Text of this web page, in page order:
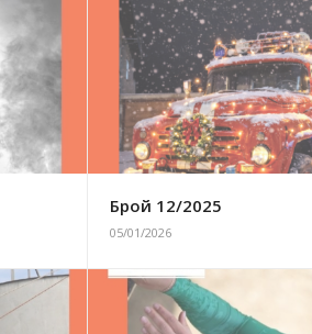
Брой 12/2025
05/01/2026